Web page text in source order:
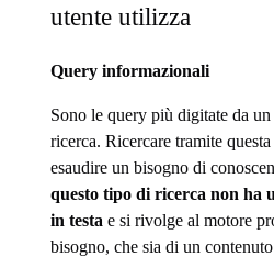
utente utilizza
Query informazionali
Sono le query più digitate da
ricerca. Ricercare tramite
esaudire un bisogno di
questo tipo di ricerca non ha
in testae si rivolge al motore
bisogno, che sia di un